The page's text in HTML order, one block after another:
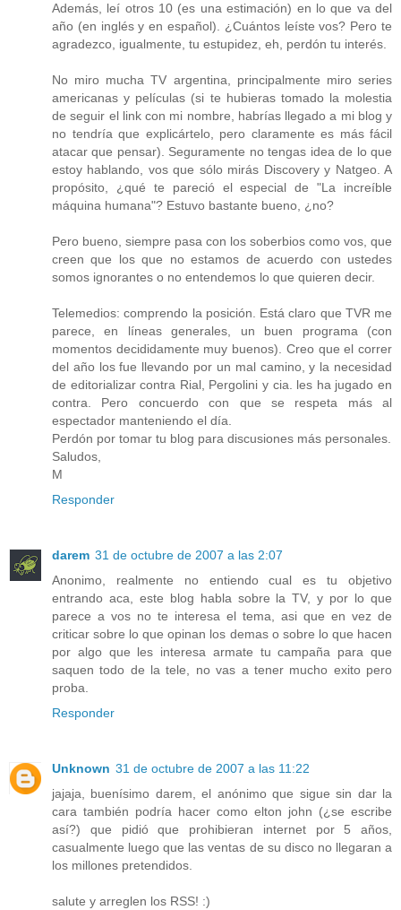
Además, leí otros 10 (es una estimación) en lo que va del
año (en inglés y en español). ¿Cuántos leíste vos? Pero te
agradezco, igualmente, tu estupidez, eh, perdón tu interés.
No miro mucha TV argentina, principalmente miro series
americanas y películas (si te hubieras tomado la molestia
de seguir el link con mi nombre, habrías llegado a mi blog y
no tendría que explicártelo, pero claramente es más fácil
atacar que pensar). Seguramente no tengas idea de lo que
estoy hablando, vos que sólo mirás Discovery y Natgeo. A
propósito, ¿qué te pareció el especial de "La increíble
máquina humana"? Estuvo bastante bueno, ¿no?
Pero bueno, siempre pasa con los soberbios como vos, que
creen que los que no estamos de acuerdo con ustedes
somos ignorantes o no entendemos lo que quieren decir.
Telemedios: comprendo la posición. Está claro que TVR me
parece, en líneas generales, un buen programa (con
momentos decididamente muy buenos). Creo que el correr
del año los fue llevando por un mal camino, y la necesidad
de editorializar contra Rial, Pergolini y cia. les ha jugado en
contra. Pero concuerdo con que se respeta más al
espectador manteniendo el día.
Perdón por tomar tu blog para discusiones más personales.
Saludos,
M
Responder
darem 31 de octubre de 2007 a las 2:07
Anonimo, realmente no entiendo cual es tu objetivo
entrando aca, este blog habla sobre la TV, y por lo que
parece a vos no te interesa el tema, asi que en vez de
criticar sobre lo que opinan los demas o sobre lo que hacen
por algo que les interesa armate tu campaña para que
saquen todo de la tele, no vas a tener mucho exito pero
proba.
Responder
Unknown 31 de octubre de 2007 a las 11:22
jajaja, buenísimo darem, el anónimo que sigue sin dar la
cara también podría hacer como elton john (¿se escribe
así?) que pidió que prohibieran internet por 5 años,
casualmente luego que las ventas de su disco no llegaran a
los millones pretendidos.
salute y arreglen los RSS! :)